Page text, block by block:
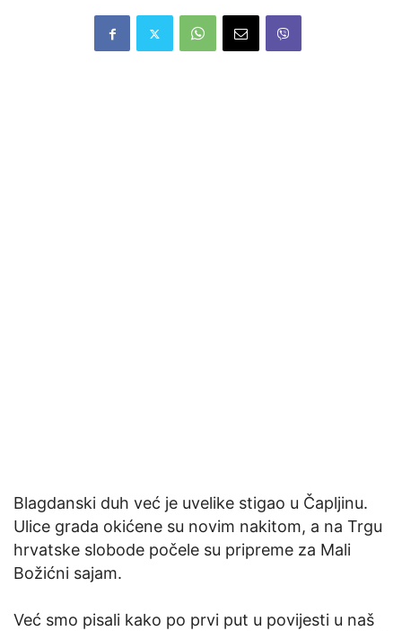
Blagdanski duh već je uvelike stigao u Čapljinu.
Ulice grada okićene su novim nakitom, a na Trgu
hrvatske slobode počele su pripreme za Mali
Božićni sajam.
Već smo pisali kako po prvi put u povijesti u naš